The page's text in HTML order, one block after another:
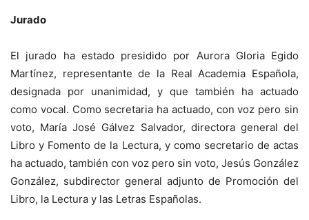
Jurado
El jurado ha estado presidido por Aurora Gloria Egido
Martínez, representante de la Real Academia Española,
designada por unanimidad, y que también ha actuado
como vocal. Como secretaria ha actuado, con voz pero sin
voto, María José Gálvez Salvador, directora general del
Libro y Fomento de la Lectura, y como secretario de actas
ha actuado, también con voz pero sin voto, Jesús González
González, subdirector general adjunto de Promoción del
Libro, la Lectura y las Letras Españolas.